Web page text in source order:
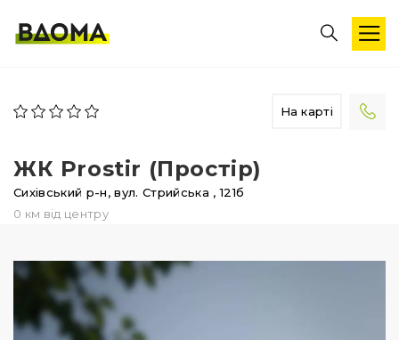
На карті
ЖК Prostir (Простір)
Сихівський р-н,вул. Стрийська , 121б
0 км від центру